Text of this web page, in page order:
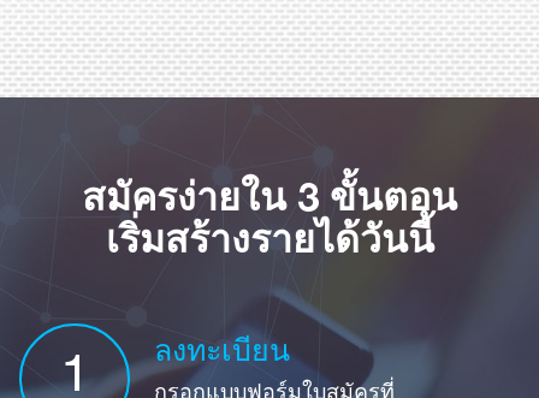
สมัครง่ายใน 3 ขั้นตอน
เริ่มสร้างรายได้วันนี้
1
ลงทะเบียน